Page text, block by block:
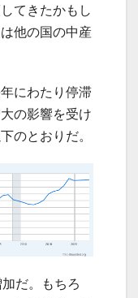
てきたかもし
他の国の中産
にわたり停滞
の影響を受け
のとおりだ。
だ。もちろ